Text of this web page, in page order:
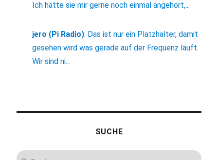
Ich hätte sie mir gerne noch einmal angehört,...
jero (Pi Radio): Das ist nur ein Platzhalter, damit
gesehen wird was gerade auf der Frequenz läuft.
Wir sind ni...
SUCHE